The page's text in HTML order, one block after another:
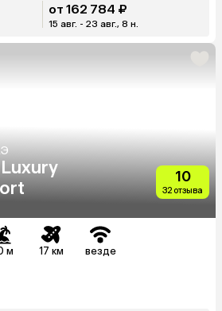
от 162 784 ₽
15 авг. - 23 авг., 8 н.
10
32 отзыва
м 17 км везде